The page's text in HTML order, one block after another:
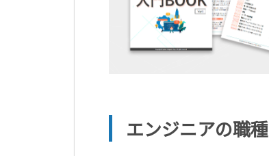
エンジニアの職種